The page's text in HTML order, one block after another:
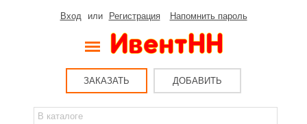
Вход или Регистрация Напомнить пароль
ЗАКАЗАТЬ ДОБАВИТЬ